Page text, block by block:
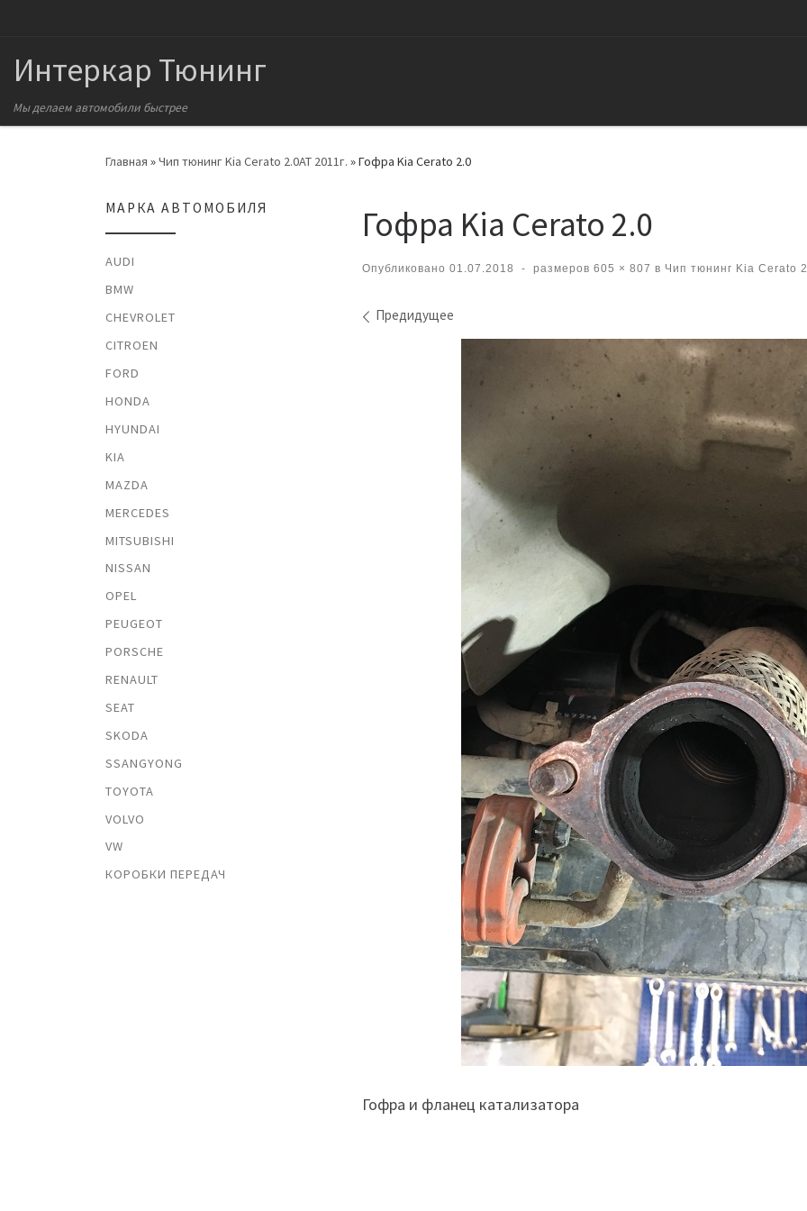
Интеркар Тюнинг
Мы делаем автомобили быстрее
Главная »Чип тюнинг Kia Cerato 2.0AT 2011г. »Гофра Kia Cerato 2.0
Гофра Kia Cerato 2.0
Опубликовано 01.07.2018 - размеров 605 × 807 в Чип тюнинг Kia Cerato
Навигация по изображениям
Предидущее
Гофра и фланец катализатора
МАРКА АВТОМОБИЛЯ
AUDI
BMW
CHEVROLET
CITROEN
FORD
HONDA
HYUNDAI
KIA
MAZDA
MERCEDES
MITSUBISHI
NISSAN
OPEL
PEUGEOT
PORSCHE
RENAULT
SEAT
SKODA
SSANGYONG
TOYOTA
VOLVO
VW
КОРОБКИ ПЕРЕДАЧ